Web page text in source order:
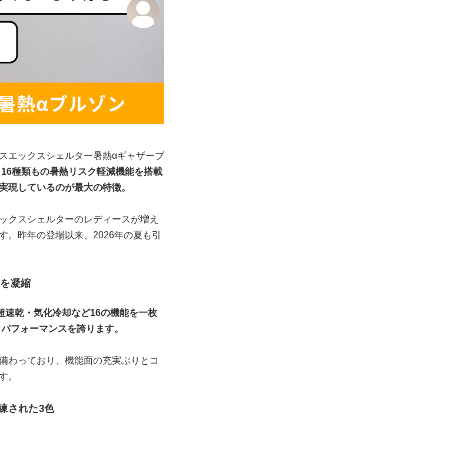
エックスシェルター暑熱αギャザーブ
種類もの暑熱リスク軽減機能を搭載
現しているのが最大の特徴。
クスシェルターのレディースが増え
。昨年の登場以来、2026年の夏も引
凝縮
速乾・気化冷却など16の機能を一枚
フォーマンスを誇ります。
わっており、機能面の充実ぶりとコ
。
された3色